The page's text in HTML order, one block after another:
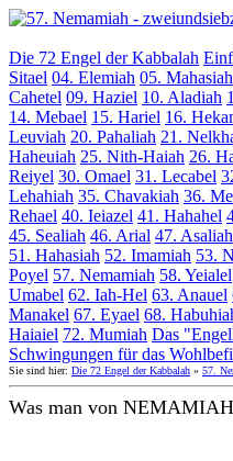
Die 72 Engel der Kabbalah
Sitael 04. Elemiah 05. Mahasiah
Cahetel 09. Haziel 10. Aladiah
14. Mebael 15. Hariel 16.
Leuviah 20. Pahaliah 21.
Haheuiah 25. Nith-Haiah 26.
Reiyel 30. Omael 31. Lecabel
Lehahiah 35. Chavakiah 36.
Rehael 40. Ieiazel 41. Hahahel
45. Sealiah 46. Arial 47. Asaliah
51. Hahasiah 52. Imamiah 53.
Poyel 57. Nemamiah 58. Yeialel
Umabel 62. Iah-Hel 63. Anauel
Manakel 67. Eyael 68.
Haiaiel 72. Mumiah Das
Schwingungen für das
Sie sind hier: Die 72 Engel der Kabbalah » 57.
Was man von